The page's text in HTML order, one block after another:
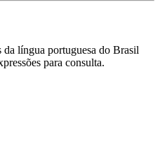
da língua portuguesa do Brasil
para consulta.